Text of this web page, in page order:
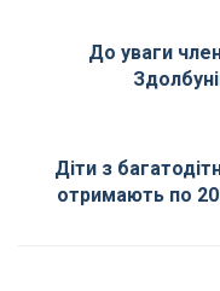
До уваги
Діти з
отримають по